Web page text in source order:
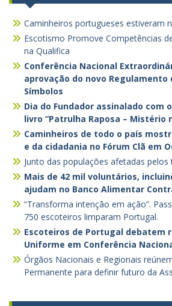
Caminheiros portugueses estiveram
Escotismo Promove Competências
na Qualifica
Conferência Nacional
aprovação do novo Regulamento
Símbolos
Dia do Fundador assinalado com
livro “Patrulha Raposa – Mistério
Caminheiros de todo o país
e da cidadania no Fórum Clã em
Junto das populações afetadas
Mais de 42 mil voluntários,
ajudam no Banco Alimentar
“Transforma intenção em ação”.
750 escoteiros limparam Portugal.
Escoteiros de Portugal debatem
Uniforme em Conferência
Órgãos Nacionais e Regionais
Permanente para definir futuro da